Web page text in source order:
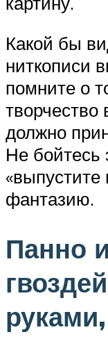
Какой бы
ниткописи
помните о
творчество
должно
Не бойтесь
фантазию.
Панно